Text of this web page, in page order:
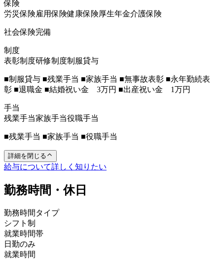
保険
労災保険雇用保険健康保険厚生年金介護保険
社会保険完備
制度
表彰制度研修制度制服貸与
■制服貸与 ■残業手当 ■家族手当 ■無事故表彰 ■永年勤続表
彰 ■退職金 ■結婚祝い金 3万円 ■出産祝い金 1万円
手当
残業手当家族手当役職手当
■残業手当 ■家族手当 ■役職手当
詳細を閉じる
給与について詳しく知りたい
勤務時間・休日
勤務時間タイプ
シフト制
就業時間帯
日勤のみ
就業時間